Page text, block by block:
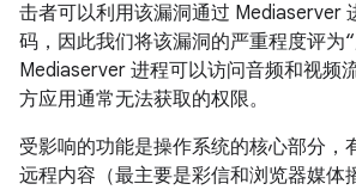
击者可以利用该漏洞通过 Mediaserver
码，因此我们将该漏洞的严重程度评为“
Mediaserver 进程可以访问音频和视频
方应用通常无法获取的权限。
受影响的功能是操作系统的核心部分，
远程内容（最主要是彩信和浏览器媒体